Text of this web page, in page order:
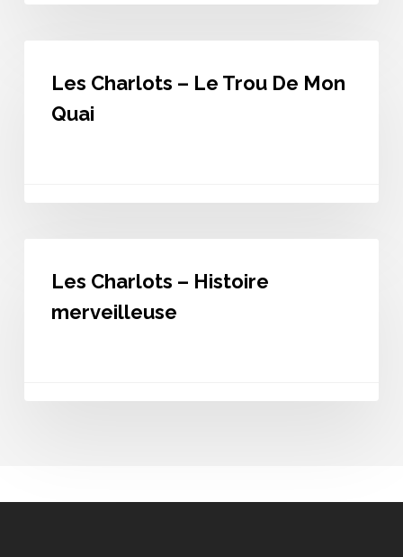
Trou
Les Charlots – Le Trou De Mon
Quai
merveilleuse
Les Charlots – Histoire
merveilleuse